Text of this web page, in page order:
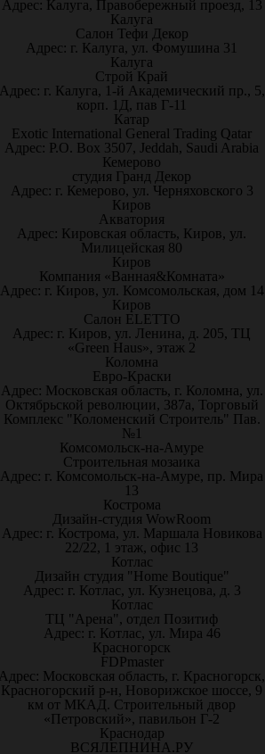
Адрес: Калуга, Правобережный проезд, 13
Калуга
Салон Тефи Декор
Адрес: г. Калуга, ул. Фомушина 31
Калуга
Строй Край
г. Калуга, 1-й Академический пр., 5,
корп. 1Д, пав Г-11
Катар
Exotic International General Trading Qatar
Адрес: P.O. Box 3507, Jeddah, Saudi Arabia
Кемерово
студия Гранд Декор
Адрес: г. Кемерово, ул. Черняховского 3
Киров
Акватория
Адрес: Кировская область, Киров, ул.
Милицейская 80
Киров
Компания «Ванная&Комната»
Адрес: г. Киров, ул. Комсомольская, дом 14
Киров
Салон ELETTO
Адрес: г. Киров, ул. Ленина, д. 205, ТЦ
«Green Haus», этаж 2
Коломна
Евро-Краски
Адрес: Московская область, г. Коломна, ул.
Октябрьской революции, 387а, Торговый
Комплекс "Коломенский Строитель" Пав.
№1
Комсомольск-на-Амуре
Строительная мозаика
Адрес: г. Комсомольск-на-Амуре, пр. Мира
13
Кострома
Дизайн-студия WowRoom
Адрес: г. Кострома, ул. Маршала Новикова
22/22, 1 этаж, офис 13
Котлас
Дизайн студия "Home Boutique"
Адрес: г. Котлас, ул. Кузнецова, д. 3
Котлас
ТЦ "Арена", отдел Позитиф
Адрес: г. Котлас, ул. Мира 46
Красногорск
FDPmaster
Московская область, г. Красногорск,
Красногорский р-н, Новорижское шоссе, 9
км от МКАД. Строительный двор
«Петровский», павильон Г-2
Краснодар
ВСЯЛЕПНИНА.РУ